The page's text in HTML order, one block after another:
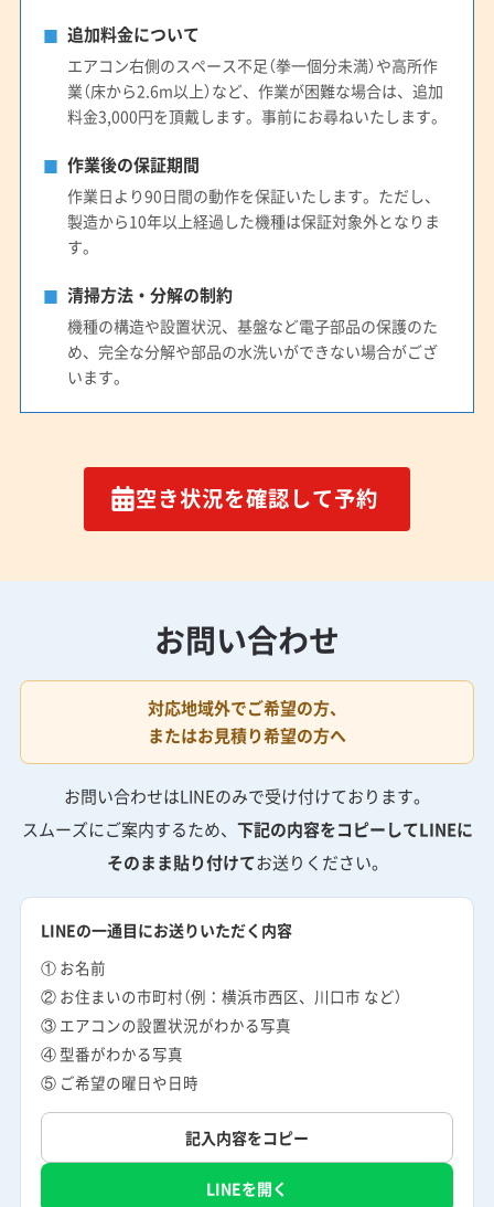
追加料金について
エアコン右側のスペース不足（拳一個分未満）や高所作
業（床から2.6m以上）など、作業が困難な場合は、追加
料金3,000円を頂戴します。事前にお尋ねいたします。
作業後の保証期間
作業日より90日間の動作を保証いたします。ただし、
製造から10年以上経過した機種は保証対象外となりま
す。
清掃方法・分解の制約
機種の構造や設置状況、基盤など電子部品の保護のた
め、完全な分解や部品の水洗いができない場合がござ
います。
空き状況を確認して予約
お問い合わせ
対応地域外でご希望の方、
またはお見積り希望の方へ
お問い合わせはLINEのみで受け付けております。
スムーズにご案内するため、 下記の内容をコピーしてLINEに
そのまま貼り付けてお送りください。
LINEの一通目にお送りいただく内容
① お名前
② お住まいの市町村（例：横浜市西区、川口市 など）
③ エアコンの設置状況がわかる写真
④ 型番がわかる写真
⑤ ご希望の曜日や日時
記入内容をコピー
LINEを開く